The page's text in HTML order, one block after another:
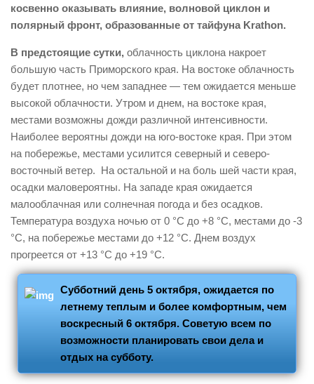
косвенно оказывать влияние, волновой циклон и
полярный фронт, образованные от тайфуна Krathon.
В предстоящие сутки, облачность циклона накроет
большую часть Приморского края. На востоке облачность
будет плотнее, но чем западнее — тем ожидается меньше
высокой облачности. Утром и днем, на востоке края,
местами возможны дожди различной интенсивности.
Наиболее вероятны дожди на юго-востоке края. При этом
на побережье, местами усилится северный и северо-
восточный ветер. На остальной и на боль шей части края,
осадки маловероятны. На западе края ожидается
малооблачная или солнечная погода и без осадков.
Температура воздуха ночью от 0 °С до +8 °С, местами до -3
°С, на побережье местами до +12 °С. Днем воздух
прогреется от +13 °С до +19 °С.
Субботний день 5 октября, ожидается по
летнему теплым и более комфортным, чем
воскресный 6 октября. Советую всем по
возможности планировать свои дела и
отдых на субботу.